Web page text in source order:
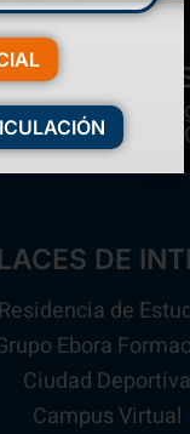
DE
Residencia de
Ebora
Ciudad Deportiva
Campus Virtual